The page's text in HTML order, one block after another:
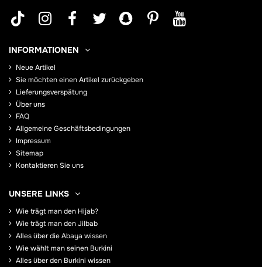
INFORMATIONEN
Neue Artikel
Sie möchten einen Artikel zurückgeben
Lieferungsverspätung
Über uns
FAQ
Allgemeine Geschäftsbedingungen
Impressum
Sitemap
Kontaktieren Sie uns
UNSERE LINKS
Wie trägt man den Hijab?
Wie trägt man den Jilbab
Alles über die Abaya wissen
Wie wählt man seinen Burkini
Alles über den Burkini wissen